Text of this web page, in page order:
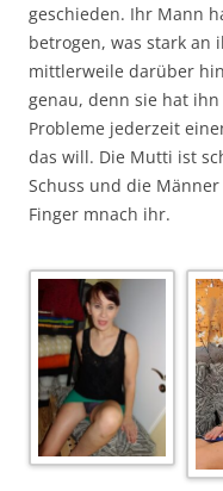
geschieden. Ihr Mann
betrogen, was stark an
mittlerweile darüber
genau, denn sie hat
Probleme jederzeit
das will. Die Mutti ist
Schuss und die
Finger mnach ihr.